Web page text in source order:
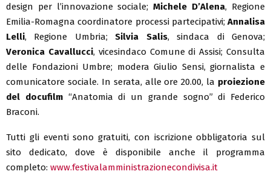
design per l’innovazione sociale;Michele D’Alena, Regione
Emilia-Romagna coordinatore processi partecipativi; Annalisa
Lelli, Regione Umbria;Silvia Salis, sindaca di Genova;
Veronica Cavallucci, vicesindaco Comune di Assisi; Consulta
delle Fondazioni Umbre; modera Giulio Sensi, giornalista e
comunicatore sociale. In serata, alle ore 20.00, la proiezione
del docufilm“Anatomia di un grande sogno” di Federico
Braconi.
Tutti gli eventi sono gratuiti, con iscrizione obbligatoria sul
sito dedicato, dove è disponibile anche il programma
completo: www.festivalamministrazionecondivisa.it